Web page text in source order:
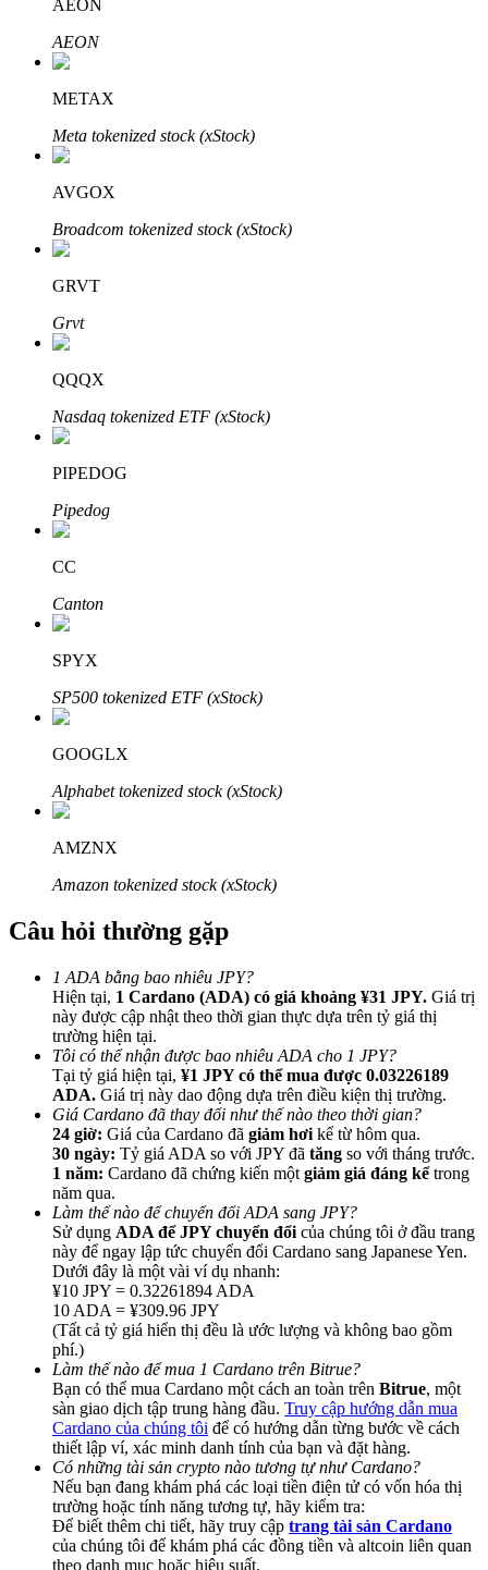
Đầu tư cố định và quản lý tài chính
Tận hưởng việc quản lý tài chính hiện tại và thu nhập lâu dài
Bitrue
Đối tác Bitrue
Đối tác Bitrue
Lên đến 65% hoa hồng!
Giới thiệu
Mời một người bạn để nhận phần thưởng tiền mặt
BTC Welcome Rewards
BTC Welcome Rewards
Deposit & Trade BTC to Share 25000 USDT prize pool!
Deposit CASHCAT & Win
AEON
AEON
METAX
Meta tokenized stock (xStock)
AVGOX
Broadcom tokenized stock (xStock)
GRVT
Grvt
QQQX
Nasdaq tokenized ETF (xStock)
PIPEDOG
Pipedog
CC
Canton
SPYX
SP500 tokenized ETF (xStock)
GOOGLX
Alphabet tokenized stock (xStock)
AMZNX
Amazon tokenized stock (xStock)
Câu hỏi thường gặp
1 ADA bằng bao nhiêu JPY?
Hiện tại, 1 Cardano (ADA) có giá khoảng ¥31 JPY. Giá trị
này được cập nhật theo thời gian thực dựa trên tỷ giá thị
trường hiện tại.
Tôi có thể nhận được bao nhiêu ADA cho 1 JPY?
Tại tỷ giá hiện tại, ¥1 JPY có thể mua được 0.03226189
ADA. Giá trị này dao động dựa trên điều kiện thị trường.
Giá Cardano đã thay đổi như thế nào theo thời gian?
24 giờ: Giá của Cardano đã giảm hơi kể từ hôm qua.
30 ngày: Tỷ giá ADA so với JPY đã tăng so với tháng trước.
1 năm: Cardano đã chứng kiến một giảm giá đáng kểtrong
năm qua.
Làm thế nào để chuyển đổi ADA sang JPY?
Sử dụng ADA để JPY chuyển đổi của chúng tôi ở đầu trang
này để ngay lập tức chuyển đổi Cardano sang Japanese Yen.
Dưới đây là một vài ví dụ nhanh:
¥10 JPY = 0.32261894 ADA
10 ADA = ¥309.96 JPY
(Tất cả tỷ giá hiển thị đều là ước lượng và không bao gồm
phí.)
Làm thế nào để mua 1 Cardano trên Bitrue?
Bạn có thể mua Cardano một cách an toàn trên Bitrue, một
sàn giao dịch tập trung hàng đầu. Truy cập hướng dẫn mua
Cardano của chúng tôi để có hướng dẫn từng bước về cách
thiết lập ví, xác minh danh tính của bạn và đặt hàng.
Có những tài sản crypto nào tương tự như Cardano?
Nếu bạn đang khám phá các loại tiền điện tử có vốn hóa thị
trường hoặc tính năng tương tự, hãy kiểm tra:
Để biết thêm chi tiết, hãy truy cập trang tài sản Cardano
của chúng tôi để khám phá các đồng tiền và altcoin liên quan
theo danh mục hoặc hiệu suất.